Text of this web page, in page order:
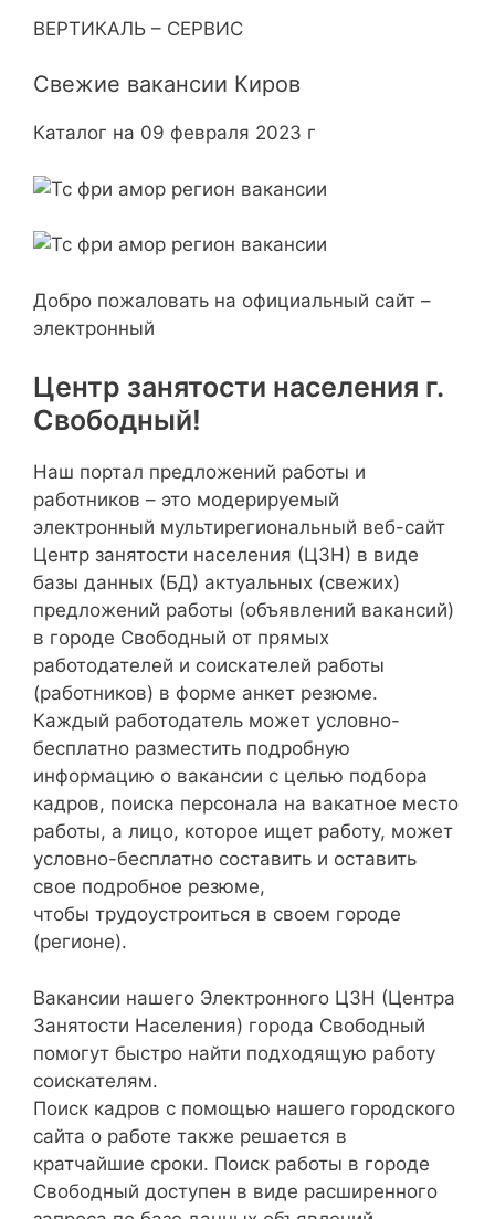
ВЕРТИКАЛЬ – СЕРВИС
Свежие вакансии Киров
Каталог на 09 февраля 2023 г
Добро пожаловать на официальный сайт –
электронный
Центр занятости населения г.
Свободный!
Наш портал предложений работы и
работников – это модерируемый
электронный мультирегиональный веб-сайт
Центр занятости населения (ЦЗН) в виде
базы данных (БД) актуальных (свежих)
предложений работы (объявлений вакансий)
в городе Свободный от прямых
работодателей и соискателей работы
(работников) в форме анкет резюме.
Каждый работодатель может условно-
бесплатно разместить подробную
информацию о вакансии с целью подбора
кадров, поиска персонала на вакатное место
работы, а лицо, которое ищет работу, может
условно-бесплатно составить и оставить
свое подробное резюме,
чтобы трудоустроиться в своем городе
(регионе).
Вакансии нашего Электронного ЦЗН (Центра
Занятости Населения) города Свободный
помогут быстро найти подходящую работу
соискателям.
Поиск кадров с помощью нашего городского
сайта о работе также решается в
кратчайшие сроки. Поиск работы в городе
Свободный доступен в виде расширенного